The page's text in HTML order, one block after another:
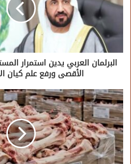
البرلمان العربي يدين استمرار
الأقصى ورفع علم كيان